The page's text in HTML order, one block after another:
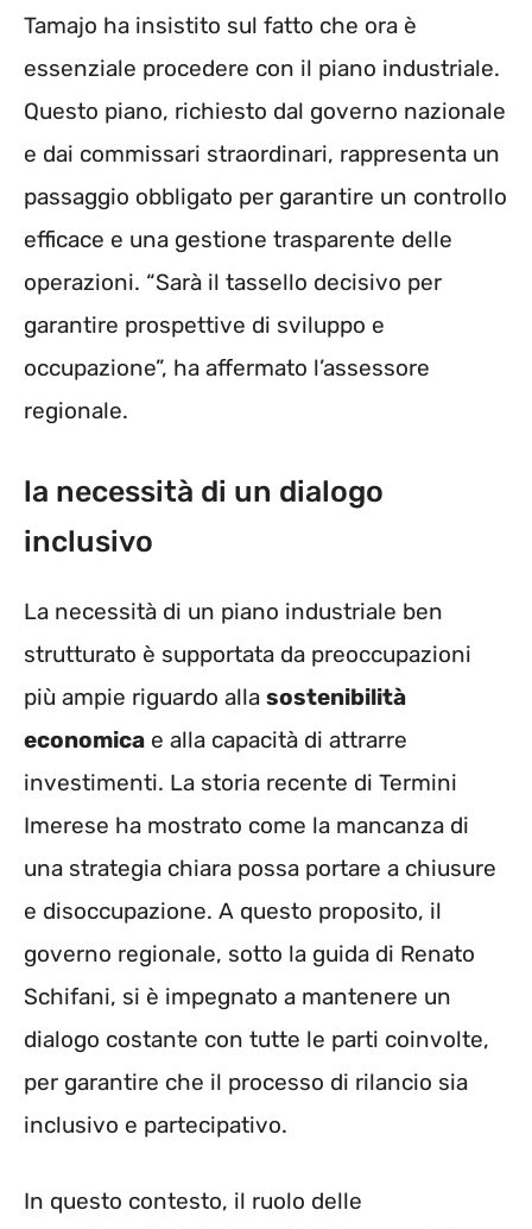
Tamajo ha insistito sul fatto che ora è
essenziale procedere con il piano industriale.
Questo piano, richiesto dal governo nazionale
e dai commissari straordinari, rappresenta un
passaggio obbligato per garantire un controllo
efficace e una gestione trasparente delle
operazioni. “Sarà il tassello decisivo per
garantire prospettive di sviluppo e
occupazione”, ha affermato l’assessore
regionale.
la necessità di un dialogo
inclusivo
La necessità di un piano industriale ben
strutturato è supportata da preoccupazioni
più ampie riguardo alla sostenibilità
economica e alla capacità di attrarre
investimenti. La storia recente di Termini
Imerese ha mostrato come la mancanza di
una strategia chiara possa portare a chiusure
e disoccupazione. A questo proposito, il
governo regionale, sotto la guida di Renato
Schifani, si è impegnato a mantenere un
dialogo costante con tutte le parti coinvolte,
per garantire che il processo di rilancio sia
inclusivo e partecipativo.
In questo contesto, il ruolo delle